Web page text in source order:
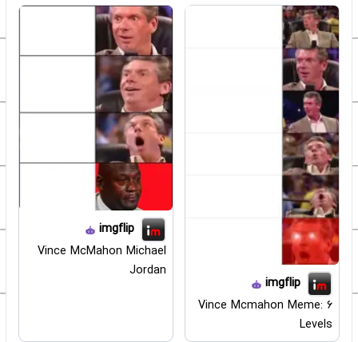
imgflip
Vince Mcmahon Meme: 6
Levels
imgflip
Vince McMahon Michael
Jordan